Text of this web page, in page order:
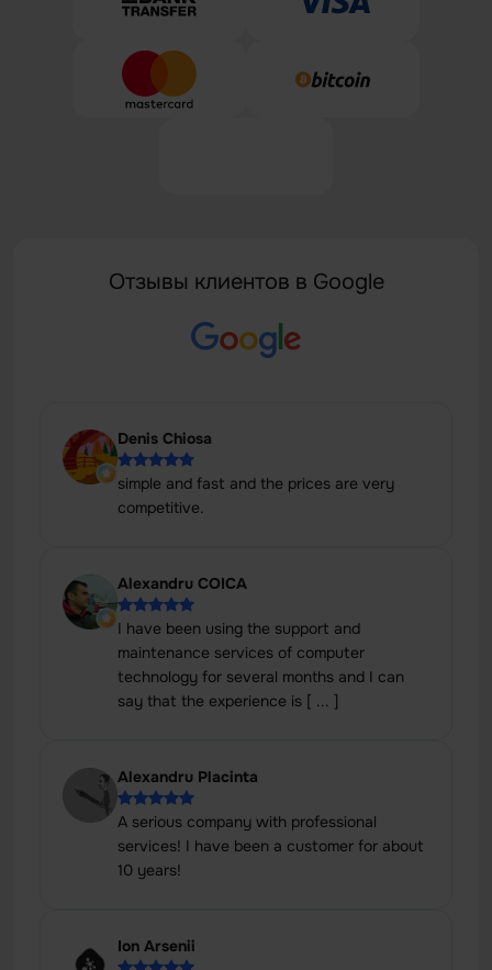
Отзывы клиентов в Google
Denis Chiosa
simple and fast and the prices are very
competitive.
Alexandru COICA
I have been using the support and
maintenance services of computer
technology for several months and I can
say that the experience is [ ... ]
Alexandru Placinta
A serious company with professional
services! I have been a customer for about
10 years!
Ion Arsenii